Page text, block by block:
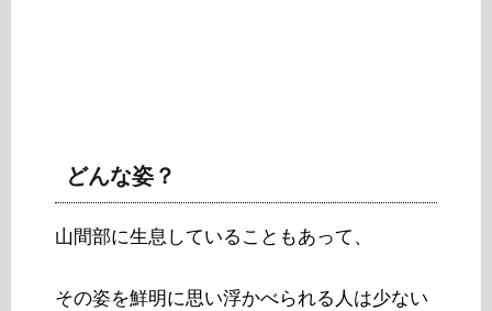
どんな姿？
山間部に生息していることもあって、
その姿を鮮明に思い浮かべられる人は少ない